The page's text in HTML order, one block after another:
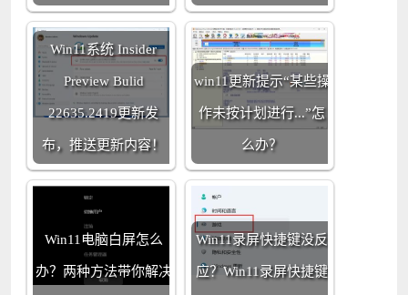
Win11系统 Insider
Preview Bulid
22635.2419更新发
布，推送更新内容！
win11更新提示“某些操
作未按计划进行...”怎
么办？
Win11电脑白屏怎么
办？两种方法带你解决
Win11录屏快捷键没反
应？Win11录屏快捷键